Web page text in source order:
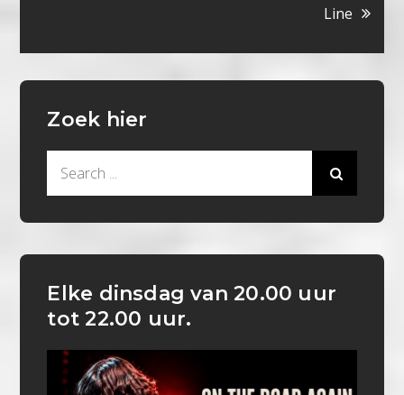
Line
Zoek hier
Elke dinsdag van 20.00 uur
tot 22.00 uur.